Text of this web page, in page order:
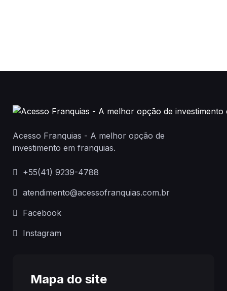
Acesso Franquias - A melhor opção de
investimento em franquias.
+55(41) 9239-4788
atendimento@acessofranquias.com.br
Facebook
Instagram
Mapa do site